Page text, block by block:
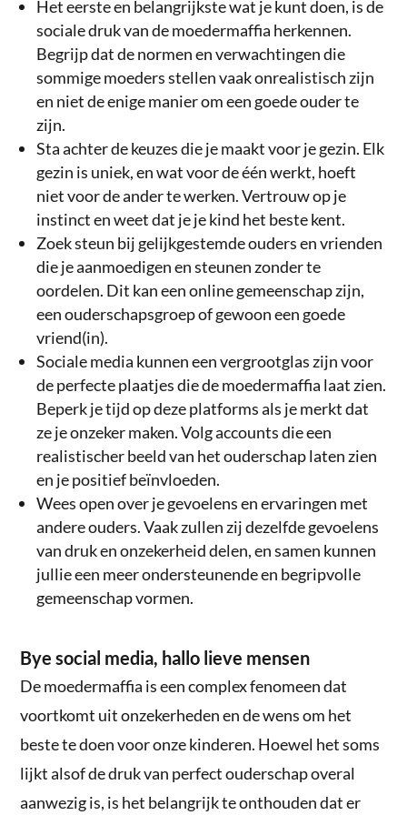
Het eerste en belangrijkste wat je kunt doen, is de
sociale druk van de moedermaffia herkennen.
Begrijp dat de normen en verwachtingen die
sommige moeders stellen vaak onrealistisch zijn
en niet de enige manier om een goede ouder te
zijn.
Sta achter de keuzes die je maakt voor je gezin. Elk
gezin is uniek, en wat voor de één werkt, hoeft
niet voor de ander te werken. Vertrouw op je
instinct en weet dat je je kind het beste kent.
Zoek steun bij gelijkgestemde ouders en vrienden
die je aanmoedigen en steunen zonder te
oordelen. Dit kan een online gemeenschap zijn,
een ouderschapsgroep of gewoon een goede
vriend(in).
Sociale media kunnen een vergrootglas zijn voor
de perfecte plaatjes die de moedermaffia laat zien.
Beperk je tijd op deze platforms als je merkt dat
ze je onzeker maken. Volg accounts die een
realistischer beeld van het ouderschap laten zien
en je positief beïnvloeden.
Wees open over je gevoelens en ervaringen met
andere ouders. Vaak zullen zij dezelfde gevoelens
van druk en onzekerheid delen, en samen kunnen
jullie een meer ondersteunende en begripvolle
gemeenschap vormen.
Bye social media, hallo lieve mensen
De moedermaffia is een complex fenomeen dat
voortkomt uit onzekerheden en de wens om het
beste te doen voor onze kinderen. Hoewel het soms
lijkt alsof de druk van perfect ouderschap overal
aanwezig is, is het belangrijk te onthouden dat er